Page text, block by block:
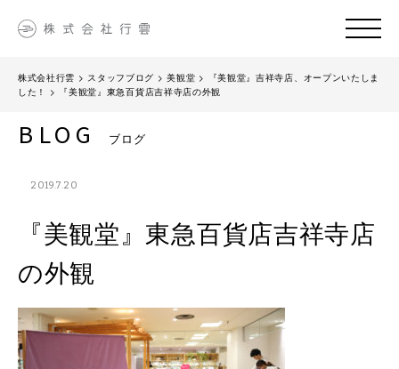
株式会社行雲 > スタッフブログ >美観堂 >
『美観堂』吉祥寺店、オープンいたしま
した！
> 『美観堂』東急百貨店吉祥寺店の外観
BLOG ブログ
2019.7.20
『美観堂』東急百貨店吉祥寺店
の外観